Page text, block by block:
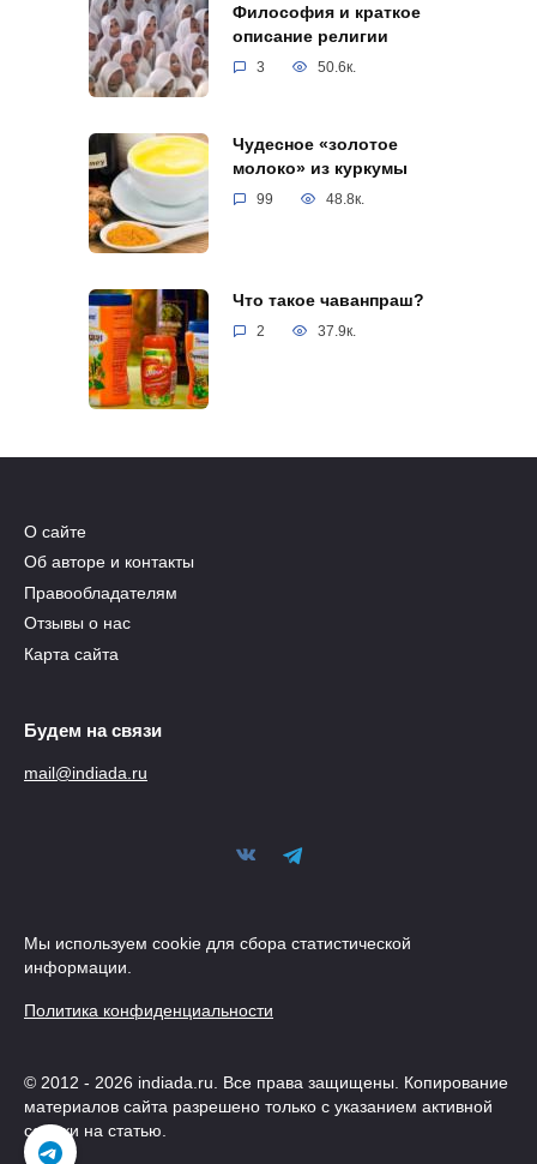
Философия и краткое
описание религии
3 50.6к.
Чудесное «золотое
молоко» из куркумы
99 48.8к.
Что такое чаванпраш?
2 37.9к.
О сайте
Об авторе и контакты
Правообладателям
Отзывы о нас
Карта сайта
Будем на связи
mail@indiada.ru
Мы используем cookie для сбора статистической
информации.
Политика конфиденциальности
© 2012 - 2026 indiada.ru. Все права защищены. Копирование
материалов сайта разрешено только с указанием активной
ссылки на статью.